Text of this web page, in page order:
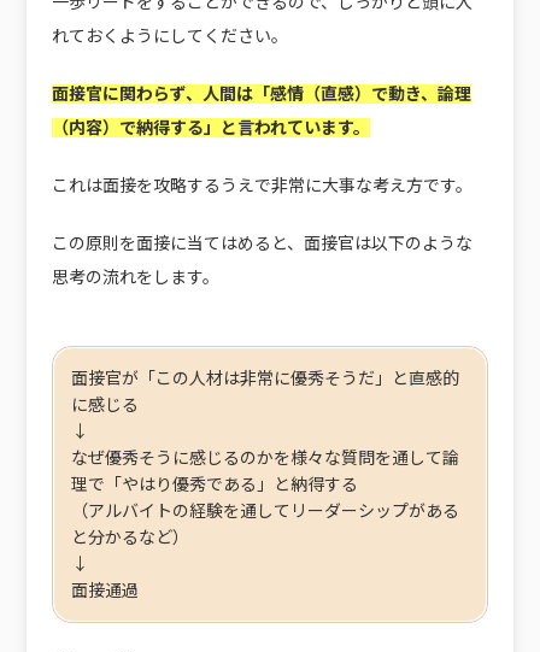
れておくようにしてください。
面接官に関わらず、人間は「感情（直感）で動き、論理
（内容）で納得する」
と言われています。
これは面接を攻略するうえで非常に大事な考え方です。
この原則を面接に当てはめると、面接官は以下のような
思考の流れをします。
面接官が「この人材は非常に優秀そうだ」と直感的
に感じる
↓
なぜ優秀そうに感じるのかを様々な質問を通して論
理で「やはり優秀である」と納得する
（アルバイトの経験を通してリーダーシップがある
と分かるなど）
↓
面接通過